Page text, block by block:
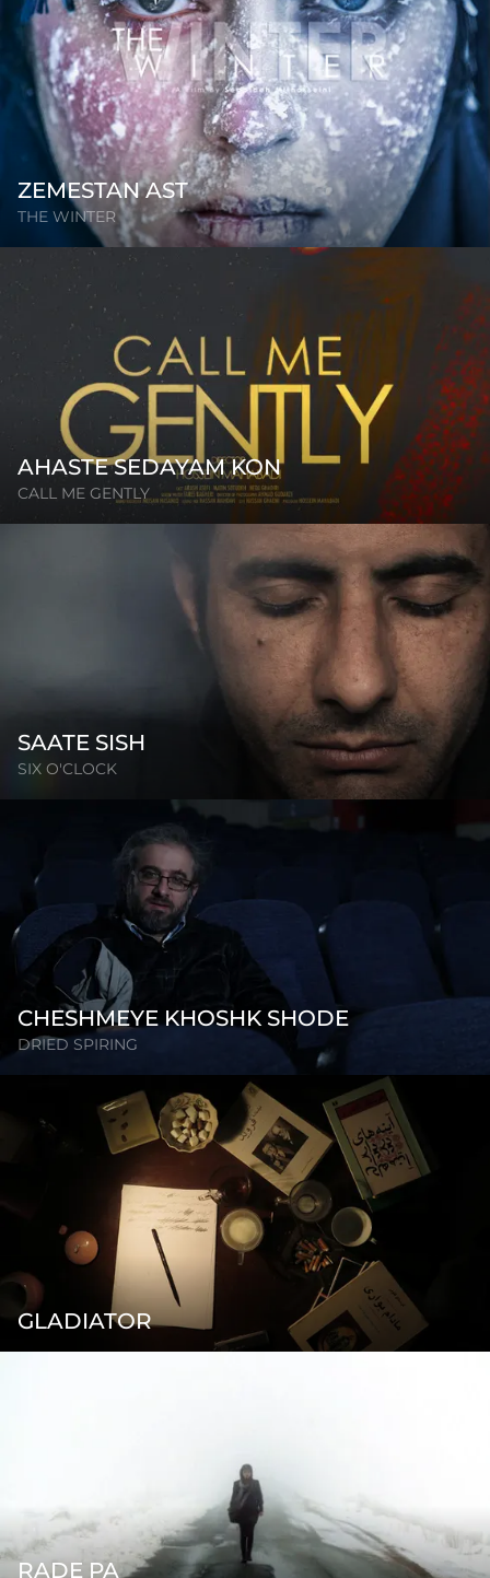
ZEMESTAN AST
THE WINTER
AHASTE SEDAYAM KON
CALL ME GENTLY
SAATE SISH
SIX O'CLOCK
CHESHMEYE KHOSHK SHODE
DRIED SPIRING
GLADIATOR
RADE PA